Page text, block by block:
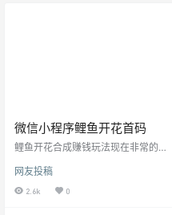
微信小程序鲤鱼开花首码
鲤鱼开花合成赚钱玩法现在非常的
鱼。完成官方发布的任务可以获得
非常高的红包收益，0.3元即可自由
网友投稿
2.6k 0